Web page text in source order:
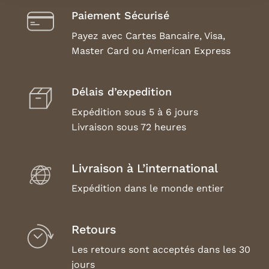
Paiement Sécurisé
Payez avec Cartes Bancaire, Visa,
Master Card ou American Express
Délais d’expedition
Expédition sous 5 à 6 jours
Livraison sous 72 heures
Livraison à L’international
Expédition dans le monde entier
Retours
Les retours sont acceptés dans les 30
jours